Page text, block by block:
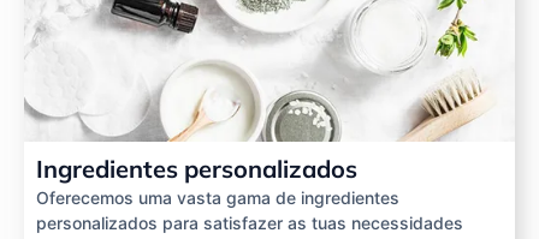
Ingredientes personalizados
Oferecemos uma vasta gama de ingredientes
personalizados para satisfazer as tuas necessidades